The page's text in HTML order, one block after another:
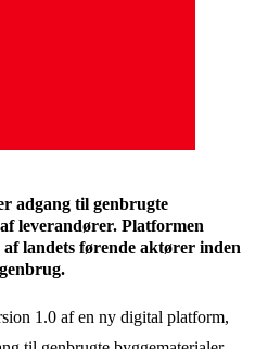
adgang til genbrugte
leverandører. Platformen
landets førende aktører inden
1.0 af en ny digital platform,